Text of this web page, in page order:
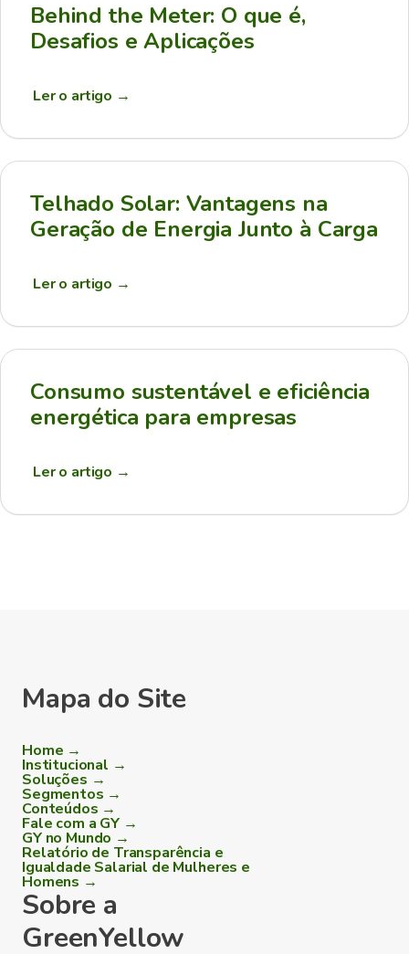
Behind the Meter: O que é,
Desafios e Aplicações
Ler o artigo →
Telhado Solar: Vantagens na
Geração de Energia Junto à Carga
Ler o artigo →
Consumo sustentável e eficiência
energética para empresas
Ler o artigo →
Mapa do Site
Home →
Institucional →
Soluções →
Segmentos →
Conteúdos →
Fale com a GY →
GY no Mundo →
Relatório de Transparência e
Igualdade Salarial de Mulheres e
Homens →
Sobre a
GreenYellow